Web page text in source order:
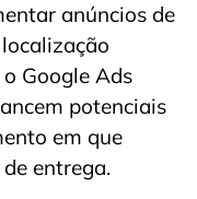
anúncios de
Google Ads
potenciais
em que
entrega.